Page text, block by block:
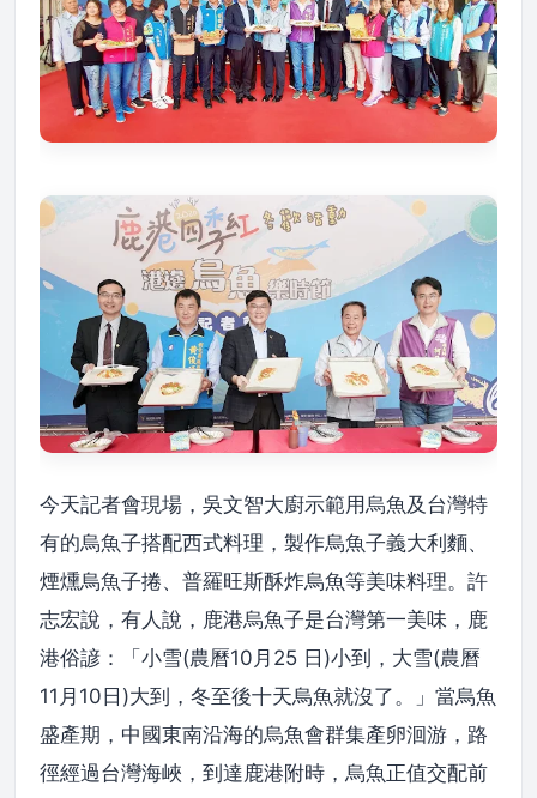
今天記者會現場，吳文智大廚示範用烏魚及台灣特
有的烏魚子搭配西式料理，製作烏魚子義大利麵、
煙燻烏魚子捲、普羅旺斯酥炸烏魚等美味料理。許
志宏說，有人說，鹿港烏魚子是台灣第一美味，鹿
港俗諺：「小雪(農曆10月25 日)小到，大雪(農曆
11月10日)大到，冬至後十天烏魚就沒了。」當烏魚
盛產期，中國東南沿海的烏魚會群集產卵洄游，路
徑經過台灣海峽，到達鹿港附時，烏魚正值交配前